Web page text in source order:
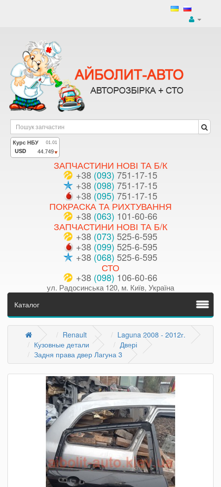
ЗАПЧАСТИНИ НОВІ ТА Б/К
+38 (093) 751-17-15
+38 (098) 751-17-15
+38 (095) 751-17-15
ПОКРАСКА ТА РИХТУВАННЯ
+38 (063) 101-60-66
ЗАПЧАСТИНИ НОВІ ТА Б/К
+38 (073) 525-6-595
+38 (099) 525-6-595
+38 (068) 525-6-595
СТО
+38 (098) 106-60-66
ул. Радосинська 120, м. Київ, Україна
Каталог
Renault
Laguna 2008 - 2012г.
Кузовные детали
Двері
Задня права двер Лагуна 3